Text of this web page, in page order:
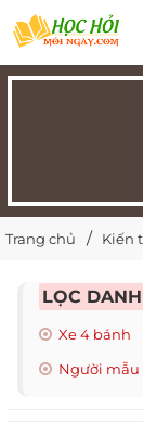
Trang chủ Kiến
LỌC
Xe 4 bánh
Người mẫu